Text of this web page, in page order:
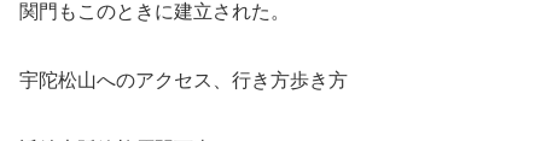
関門もこのときに建立された。
宇陀松山へのアクセス、行き方歩き方